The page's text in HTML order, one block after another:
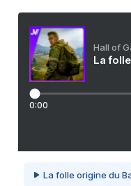
Hall of
La
0:00
La folle origine du